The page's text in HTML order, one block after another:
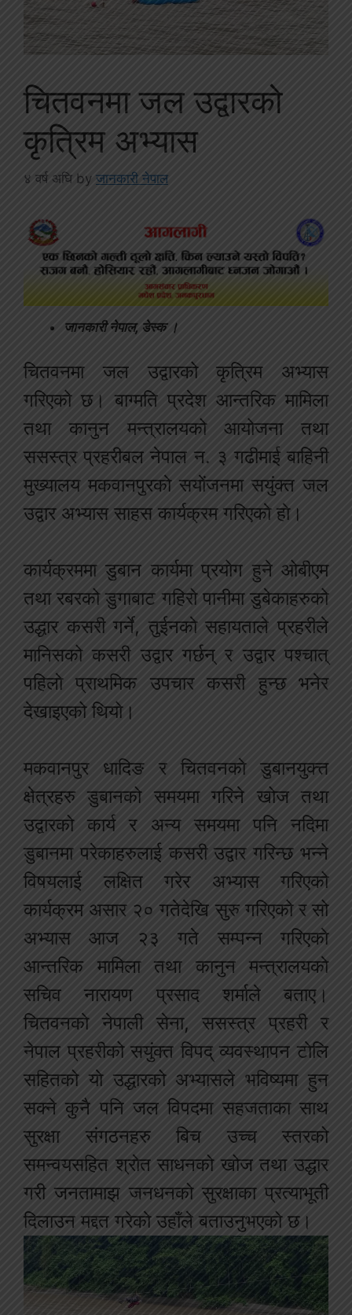
चितवनमा जल उद्वारको
कृत्रिम अभ्यास
४ वर्ष अघि by जानकारी नेपाल
जानकारी नेपाल, डेस्क ।
चितवनमा जल उद्वारको कृत्रिम अभ्यास
गरिएको छ। बाग्मति प्रदेश आन्तरिक मामिला
तथा कानुन मन्त्रालयको आयोजना तथा
ससस्त्र प्रहरीबल नेपाल न. ३ गढीमाई बाहिनी
मुख्यालय मकवानपुरकाे सयाेंजनमा सयुंक्त जल
उद्वार अभ्यास साहस कार्यक्रम गरिएकाे हाे।
कार्यक्रममा डुबान कार्यमा प्रयोग हुने ओबीएम
तथा रबरको डु‌गाबाट गहिरो पानीमा डुबेकाहरुको
उद्धार कसरी गर्ने, तुईनकाे सहायताले प्रहरीले
मानिसको कसरी उद्वार गर्छन् र उद्वार पश्चात्
पहिलाे प्राथमिक उपचार कसरी हुन्छ भनेर
देखाइएको थियो।
मकवानपुर धादिङ र चितवनकाे डुबानयुक्त्त
क्षेत्रहरु डुबानको समयमा गरिने खोज तथा
उद्वारको कार्य र अन्य समयमा पनि नदिमा
डुबानमा परेकाहरुलाई कसरी उद्वार गरिन्छ भन्ने
विषयलाई लक्षित गरेर अभ्यास गरिएको
कार्यक्रम असार २० गतेदेखि सुरु गरिएको र सो
अभ्यास आज २३ गते सम्पन्न गरिएकाे
आन्तरिक मामिला तथा कानुन मन्त्रालयकाे
सचिव नारायण प्रसाद शर्माले बताए।
चितवनकाे नेपाली सेना, ससस्त्र प्रहरी र
नेपाल प्रहरीको सयुंक्त विपद् व्यवस्थापन टाेलि
सहितको याे उद्धारको अभ्यासले भविष्यमा हुन
सक्ने कुनै पनि जल विपदमा सहजताका साथ
सुरक्षा संगठनहरु बिच उच्च स्तरको
समन्वयसहित श्राेत साधनको खोज तथा उद्धार
गरी जनतामाझ जनधनको सुरक्षाका प्रत्याभूती
दिलाउन मद्दत गरेकाे उहाँले बताउनुभएको छ।